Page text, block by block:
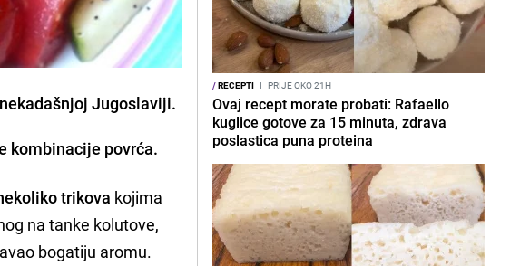
Jugoslaviji.
kombinacije povrća.
trikova kojima
na tanke kolutove,
bogatiju aromu.
/RECEPTI I PRIJE OKO 21H
Ovaj recept morate probati: Rafaello
kuglice gotove za 15 minuta, zdrava
poslastica puna proteina